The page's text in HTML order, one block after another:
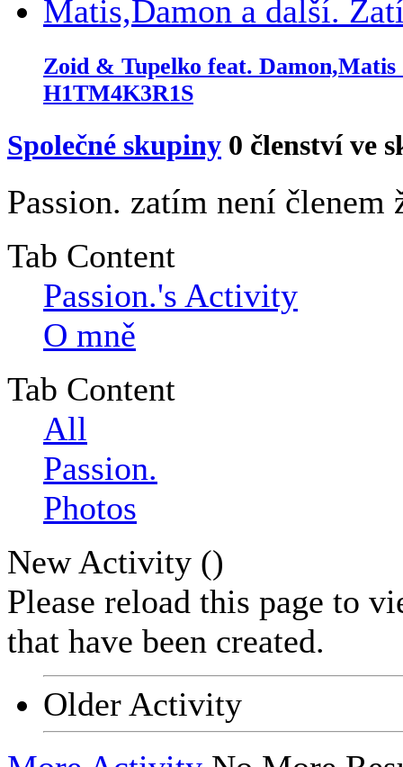
Zoid & Tupelko feat.
H1TM4K3R1S
Společné skupiny 0 členství ve
Passion. zatím není členem
Tab Content
Passion.'s Activity
O mně
Tab Content
All
Passion.
Photos
New Activity ()
Please reload this page to
that have been created.
Older Activity